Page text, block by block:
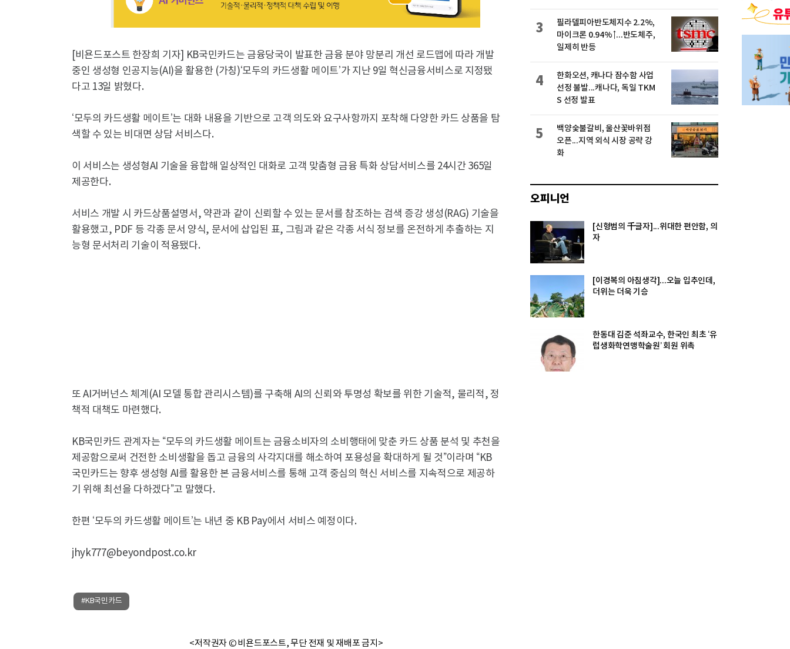
[비욘드포스트 한장희 기자] KB국민카드는 금융당국이 발표한 금융 분야 망분리 개선 로드맵에 따라 개발
중인 생성형 인공지능(AI)을 활용한 (가칭)‘모두의 카드생활 메이트’가 지난 9일 혁신금융서비스로 지정됐
다고 13일 밝혔다.
‘모두의 카드생활 메이트’는 대화 내용을 기반으로 고객 의도와 요구사항까지 포착해 다양한 카드 상품을 탐
색할 수 있는 비대면 상담 서비스다.
이 서비스는 생성형AI 기술을 융합해 일상적인 대화로 고객 맞춤형 금융 특화 상담서비스를 24시간 365일
제공한다.
서비스 개발 시 카드상품설명서, 약관과 같이 신뢰할 수 있는 문서를 참조하는 검색 증강 생성(RAG) 기술을
활용했고, PDF 등 각종 문서 양식, 문서에 삽입된 표, 그림과 같은 각종 서식 정보를 온전하게 추출하는 지
능형 문서처리 기술이 적용됐다.
또 AI거버넌스 체계(AI 모델 통합 관리시스템)를 구축해 AI의 신뢰와 투명성 확보를 위한 기술적, 물리적, 정
책적 대책도 마련했다.
KB국민카드 관계자는 “모두의 카드생활 메이트는 금융소비자의 소비행태에 맞춘 카드 상품 분석 및 추천을
제공함으로써 건전한 소비생활을 돕고 금융의 사각지대를 해소하여 포용성을 확대하게 될 것”이라며 “KB
국민카드는 향후 생성형 AI를 활용한 본 금융서비스를 통해 고객 중심의 혁신 서비스를 지속적으로 제공하
기 위해 최선을 다하겠다”고 말했다.
한편 ‘모두의 카드생활 메이트’는 내년 중 KB Pay에서 서비스 예정이다.
jhyk777@beyondpost.co.kr
#KB국민카드
<저작권자 © 비욘드포스트, 무단 전재 및 재배포 금지>
필라델피아반도체지수 2.2%,
마이크론 0.94%↑...반도체주,
일제히 반등
3
한화오션, 캐나다 잠수함 사업
선정 불발...캐나다, 독일 TKM
S 선정 발표
4
백양숯불갈비, 울산꽃바위점
오픈...지역 외식 시장 공략 강
화
5
오피니언
[신형범의 千글자]...위대한 편안함, 의
자
[이경복의 아침생각]...오늘 입추인데,
더위는 더욱 기승
한동대 김준 석좌교수, 한국인 최초 ‘유
럽생화학연맹학술원’ 회원 위촉